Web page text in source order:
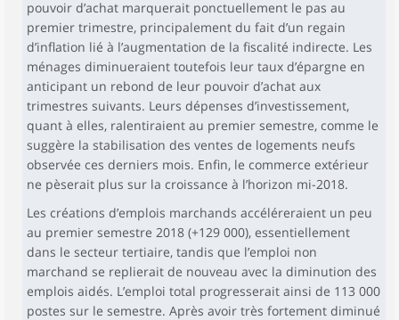
pouvoir d’achat marquerait ponctuellement le pas au
premier trimestre, principalement du fait d’un regain
d’inflation lié à l’augmentation de la fiscalité indirecte. Les
ménages diminueraient toutefois leur taux d’épargne en
anticipant un rebond de leur pouvoir d’achat aux
trimestres suivants. Leurs dépenses d’investissement,
quant à elles, ralentiraient au premier semestre, comme le
suggère la stabilisation des ventes de logements neufs
observée ces derniers mois. Enfin, le commerce extérieur
ne pèserait plus sur la croissance à l’horizon mi-2018.
Les créations d’emplois marchands accéléreraient un peu
au premier semestre 2018 (+129 000), essentiellement
dans le secteur tertiaire, tandis que l’emploi non
marchand se replierait de nouveau avec la diminution des
emplois aidés. L’emploi total progresserait ainsi de 113 000
postes sur le semestre. Après avoir très fortement diminué